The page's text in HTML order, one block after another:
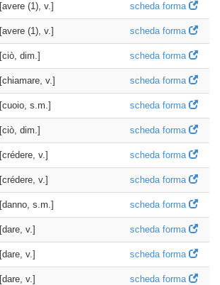
[avere (1), v.] scheda forma
[avere (1), v.] scheda forma
[ciò, dim.] scheda forma
[chiamare, v.] scheda forma
[cuoio, s.m.] scheda forma
[ciò, dim.] scheda forma
[crédere, v.] scheda forma
[crédere, v.] scheda forma
[danno, s.m.] scheda forma
[dare, v.] scheda forma
[dare, v.] scheda forma
[dare, v.] scheda forma